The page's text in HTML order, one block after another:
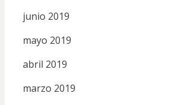
junio 2019
mayo 2019
abril 2019
marzo 2019